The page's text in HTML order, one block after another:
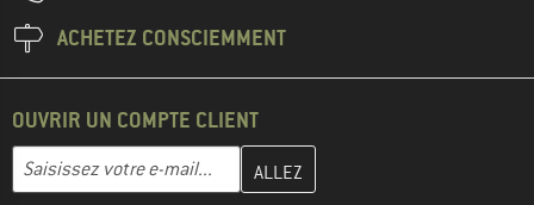
ACHETEZ CONSCIEMMENT
OUVRIR UN COMPTE CLIENT
Adresse e-mail
Entrez votre adresse e-mail ici et créez votre compte client à la